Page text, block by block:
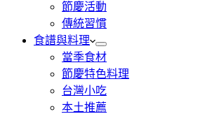
節慶活動
傳統習慣
食譜與料理
當季食材
節慶特色料理
台灣小吃
本土推薦